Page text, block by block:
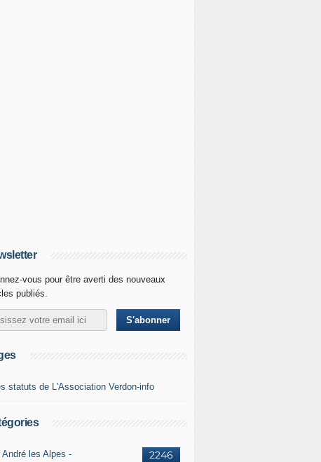
vous pour être averti des nouveaux
publiés.
statuts de L'Association Verdon-info
2246
André les Alpes -